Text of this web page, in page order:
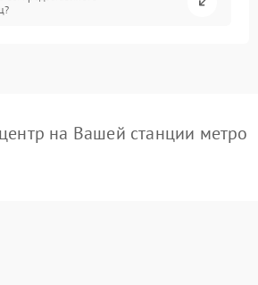
на Вашей станции метро